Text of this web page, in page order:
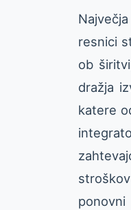
resnici
ob
dražja
katere